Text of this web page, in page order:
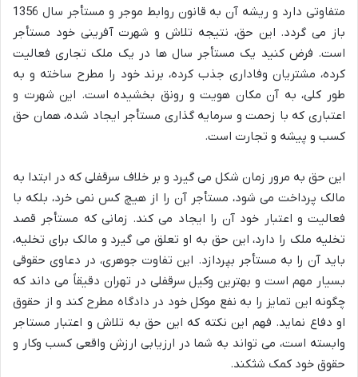
متفاوتی دارد و ریشه آن به قانون روابط موجر و مستأجر سال 1356
باز می گردد. این حق، نتیجه تلاش و شهرت آفرینی خود مستأجر
است. فرض کنید یک مستأجر سال ها در یک ملک تجاری فعالیت
کرده، مشتریان وفاداری جذب کرده، برند خود را مطرح ساخته و به
طور کلی، به آن مکان هویت و رونق بخشیده است. این شهرت و
اعتباری که با زحمت و سرمایه گذاری مستأجر ایجاد شده، همان حق
کسب و پیشه و تجارت است.
این حق به مرور زمان شکل می گیرد و بر خلاف سرقفلی که در ابتدا به
مالک پرداخت می شود، مستأجر آن را از هیچ کس نمی خرد، بلکه با
فعالیت و اعتبار خود آن را ایجاد می کند. زمانی که مستأجر قصد
تخلیه ملک را دارد، این حق به او تعلق می گیرد و مالک برای تخلیه،
باید آن را به مستأجر بپردازد. این تفاوت جوهری، در دعاوی حقوقی
بسیار مهم است و بهترین وکیل سرقفلی در تهران دقیقاً می داند که
چگونه این تمایز را به نفع موکل خود در دادگاه مطرح کند و از حقوق
او دفاع نماید. فهم این نکته که این حق به تلاش و اعتبار مستاجر
وابسته است، می تواند به شما در ارزیابی ارزش واقعی کسب وکار و
حقوق خود کمک شثکند.